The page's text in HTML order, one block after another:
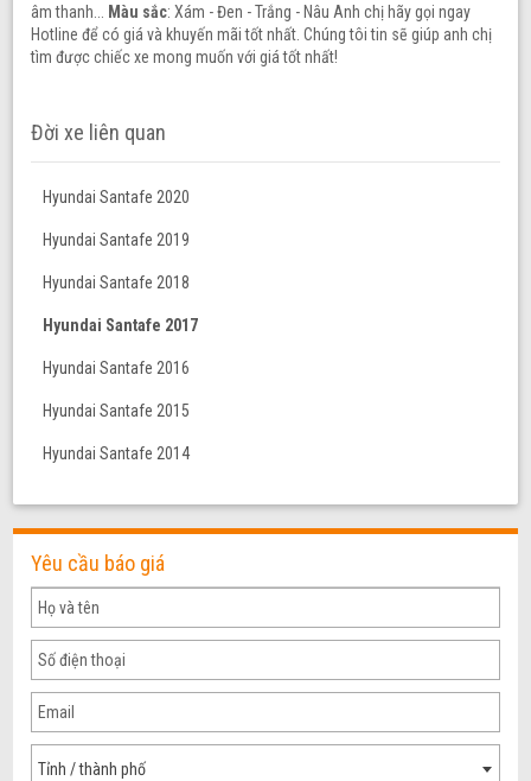
âm thanh...
Màu sắc: Xám - Đen - Trắng - Nâu Anh chị hãy gọi ngay
Hotline để có giá và khuyến mãi tốt nhất. Chúng tôi tin sẽ giúp anh chị
tìm được chiếc xe mong muốn với giá tốt nhất!
Đời xe liên quan
Hyundai Santafe 2020
Hyundai Santafe 2019
Hyundai Santafe 2018
Hyundai Santafe 2017
Hyundai Santafe 2016
Hyundai Santafe 2015
Hyundai Santafe 2014
Yêu cầu báo giá
Tỉnh / thành phố